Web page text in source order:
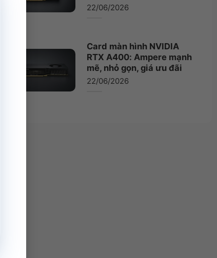
22/06/2026
Card màn hình NVIDIA
RTX A400: Ampere mạnh
mẽ, nhỏ gọn, giá ưu đãi
22/06/2026